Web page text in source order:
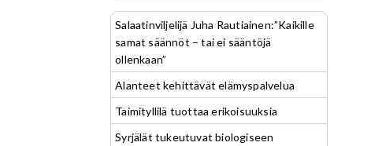
Salaatinviljelijä Juha Rautiainen:”Kaikille
samat säännöt – tai ei sääntöjä
ollenkaan”
Alanteet kehittävät elämyspalvelua
Taimityllilä tuottaa erikoisuuksia
Syrjälät tukeutuvat biologiseen